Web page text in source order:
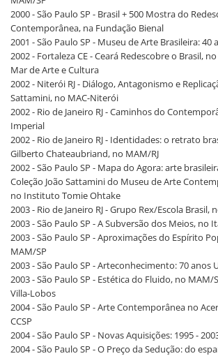
2000 - São Paulo SP - Brasil + 500 Mostra do
Contemporânea, na Fundação Bienal
2001 - São Paulo SP - Museu de Arte Brasileira: 40
2002 - Fortaleza CE - Ceará Redescobre o Brasil,
Mar de Arte e Cultura
2002 - Niterói RJ - Diálogo, Antagonismo e
Sattamini, no MAC-Niterói
2002 - Rio de Janeiro RJ - Caminhos do
Imperial
2002 - Rio de Janeiro RJ - Identidades: o retrato
Gilberto Chateaubriand, no MAM/RJ
2002 - São Paulo SP - Mapa do Agora: arte
Coleção João Sattamini do Museu de Arte
no Instituto Tomie Ohtake
2003 - Rio de Janeiro RJ - Grupo Rex/Escola Brasil,
2003 - São Paulo SP - A Subversão dos Meios, no
2003 - São Paulo SP - Aproximações do Espírito
MAM/SP
2003 - São Paulo SP - Arteconhecimento: 70 anos
2003 - São Paulo SP - Estética do Fluido, no MAM/
Villa-Lobos
2004 - São Paulo SP - Arte Contemporânea no
CCSP
2004 - São Paulo SP - Novas Aquisições: 1995 -
2004 - São Paulo SP - O Preço da Sedução: do